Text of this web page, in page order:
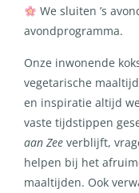
We sluiten ’s
avondprogramma.
Onze inwonende
vegetarische
en inspiratie altijd
vaste tijdstippen
aan Zee verblijft,
helpen bij het
maaltijden. Ook